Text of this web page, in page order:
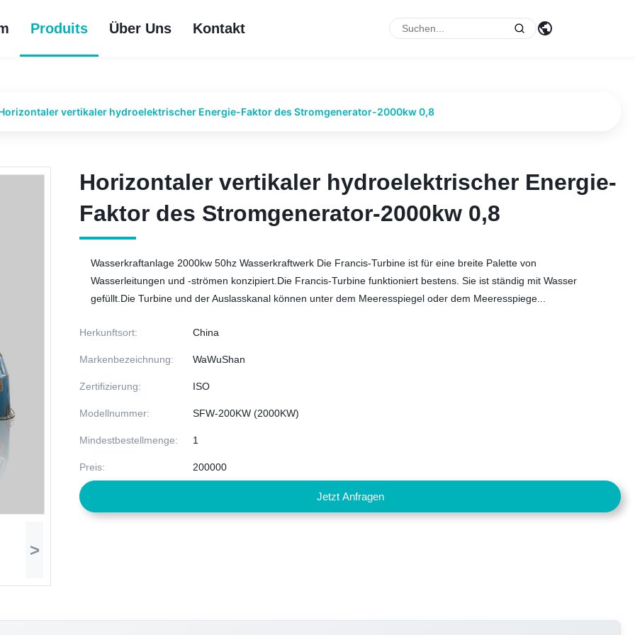
Produits Über Uns Kontakt
vertikaler hydroelektrischer Energie-Faktor des Stromgenerator-2000kw 0,8
>
Horizontaler vertikaler hydroelektrischer Energie-
Faktor des Stromgenerator-2000kw 0,8
Horizontaler vertikaler hydroelektrischer Energie-
Faktor des Stromgenerator-2000kw 0,8
Wasserkraftanlage 2000kw 50hz Wasserkraftwerk Die Francis-Turbine ist für eine breite Palette von
Wasserleitungen und -strömen konzipiert.Die Francis-Turbine funktioniert bestens. Sie ist ständig mit Wasser
gefüllt.Die Turbine und der Auslasskanal können unter dem Meeresspiegel oder dem Meeresspiege...
Herkunftsort: China
Markenbezeichnung: WaWuShan
Zertifizierung: ISO
Modellnummer: SFW-200KW (2000KW)
Mindestbestellmenge: 1
Preis: 200000
Jetzt Anfragen